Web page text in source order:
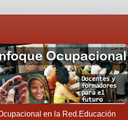
en la Red.Educación